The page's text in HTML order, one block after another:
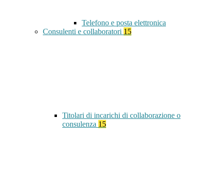
Telefono e posta elettronica
Consulenti e collaboratori 15
Titolari di incarichi di collaborazione o
consulenza 15